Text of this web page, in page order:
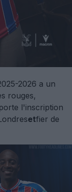
2026 a un
rouges,
l'inscription
etfier de